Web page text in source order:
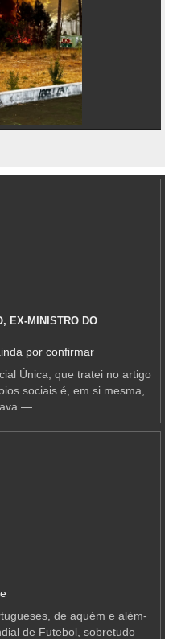
EX-MINISTRO DO
por confirmar
Única, que tratei no artigo
sociais é, em si mesma,
—...
de aquém e além-
de Futebol, sobretudo